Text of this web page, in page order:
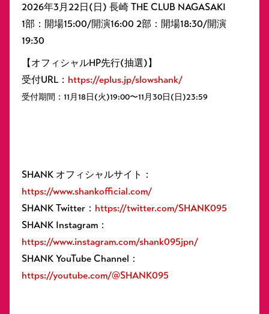
2026年3月22日(日) 長崎 THE CLUB NAGASAKI
1部：開場15:00/開演16:00 2部：開場18:30/開演
19:30
【オフィシャルHP先行(抽選)】
受付URL： https://eplus.jp/slowshank/
​受付期間：11月18日(火)19:00〜11月30日(日)23:59
SHANK オフィシャルサイト：
https://www.shankofficial.com/
SHANK Twitter： https://twitter.com/SHANK095
SHANK Instagram：
https://www.instagram.com/shank095jpn/
SHANK YouTube Channel：
https://youtube.com/@SHANK095